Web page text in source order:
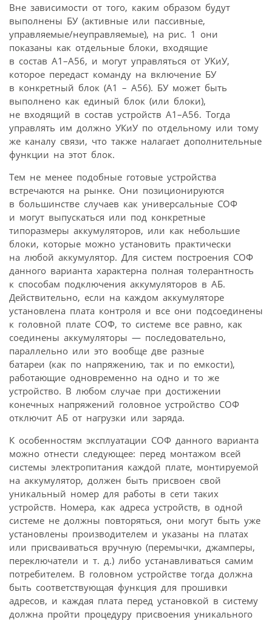
Вне зависимости от того, каким образом будут
выполнены БУ (активные или пассивные,
управляемые/неуправляемые), на рис. 1 они
показаны как отдельные блоки, входящие
в состав A1–A56, и могут управляться от УКиУ,
которое передаст команду на включение БУ
в конкретный блок (A1 – A56). БУ может быть
выполнено как единый блок (или блоки),
не входящий в состав устройств A1–A56. Тогда
управлять им должно УКиУ по отдельному или тому
же каналу связи, что также налагает дополнительные
функции на этот блок.
Тем не менее подобные готовые устройства
встречаются на рынке. Они позиционируются
в большинстве случаев как универсальные СОФ
и могут выпускаться или под конкретные
типоразмеры аккумуляторов, или как небольшие
блоки, которые можно установить практически
на любой аккумулятор. Для систем построения СОФ
данного варианта характерна полная толерантность
к способам подключения аккумуляторов в АБ.
Действительно, если на каждом аккумуляторе
установлена плата контроля и все они подсоединены
к головной плате СОФ, то системе все равно, как
соединены аккумуляторы — последовательно,
параллельно или это вообще две разные
батареи (как по напряжению, так и по емкости),
работающие одновременно на одно и то же
устройство. В любом случае при достижении
конечных напряжений головное устройство СОФ
отключит АБ от нагрузки или заряда.
К особенностям эксплуатации СОФ данного варианта
можно отнести следующее: перед монтажом всей
системы электропитания каждой плате, монтируемой
на аккумулятор, должен быть присвоен свой
уникальный номер для работы в сети таких
устройств. Номера, как адреса устройств, в одной
системе не должны повторяться, они могут быть уже
установлены производителем и указаны на платах
или присваиваться вручную (перемычки, джамперы,
переключатели и т. д.) либо устанавливаться самим
потребителем. В головном устройстве тогда должна
быть соответствующая функция для прошивки
адресов, и каждая плата перед установкой в систему
должна пройти процедуру присвоения уникального